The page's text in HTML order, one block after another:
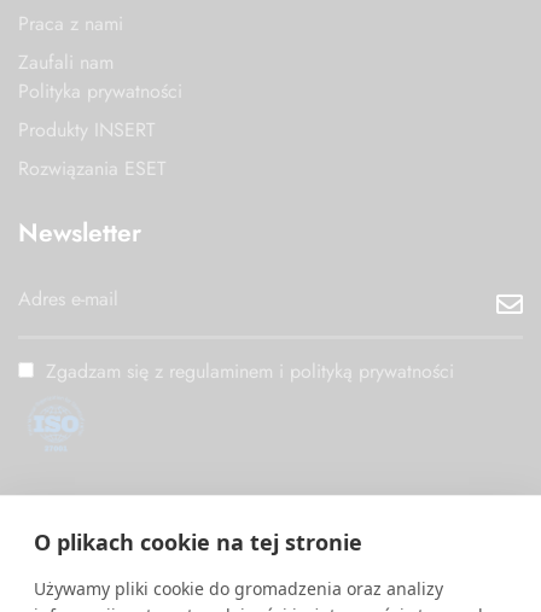
O plikach cookie na tej stronie
Używamy pliki cookie do gromadzenia oraz analizy
Praca z nami
Zaufali nam
Polityka prywatności
Produkty INSERT
Rozwiązania ESET
Newsletter
Zgadzam się z regulaminem i polityką prywatności
ISO/IEC 27001
Bezpieczeństwem Informacji zgodny z międzynarodową normą
ISO/IEC 27001.